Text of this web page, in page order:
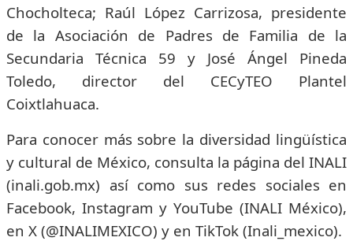
Chocholteca; Raúl López Carrizosa, presidente
de la Asociación de Padres de Familia de la
Secundaria Técnica 59 y José Ángel Pineda
Toledo, director del CECyTEO Plantel
Coixtlahuaca.
Para conocer más sobre la diversidad lingüística
y cultural de México, consulta la página del INALI
(inali.gob.mx) así como sus redes sociales en
Facebook, Instagram y YouTube (INALI México),
en X (@INALIMEXICO) y en TikTok (Inali_mexico).